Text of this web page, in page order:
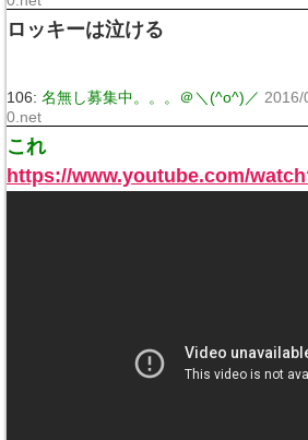
ロッキーは泣ける
106: 名無し募集中。。。＠＼(^o^)／ 2016/
0.net
これ
https://www.youtube.com/